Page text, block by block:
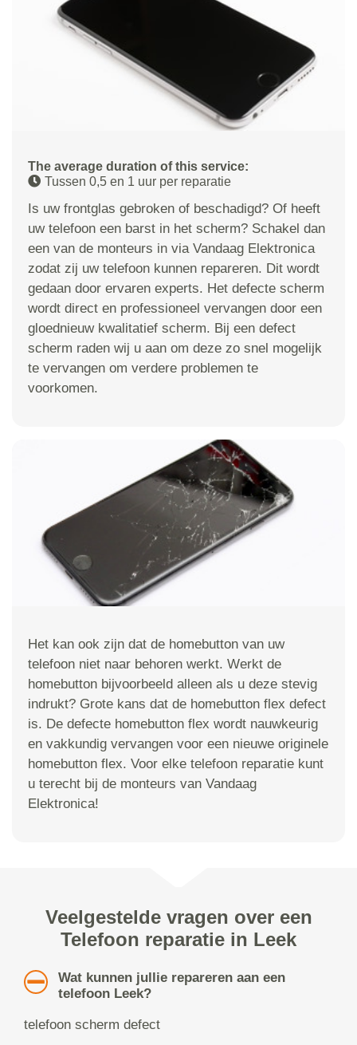
The average duration of this service:
Tussen 0,5 en 1 uur per reparatie
Is uw frontglas gebroken of beschadigd? Of heeft
uw telefoon een barst in het scherm? Schakel dan
een van de monteurs in via Vandaag Elektronica
zodat zij uw telefoon kunnen repareren. Dit wordt
gedaan door ervaren experts. Het defecte scherm
wordt direct en professioneel vervangen door een
gloednieuw kwalitatief scherm. Bij een defect
scherm raden wij u aan om deze zo snel mogelijk
te vervangen om verdere problemen te
voorkomen.
Het kan ook zijn dat de homebutton van uw
telefoon niet naar behoren werkt. Werkt de
homebutton bijvoorbeeld alleen als u deze stevig
indrukt? Grote kans dat de homebutton flex defect
is. De defecte homebutton flex wordt nauwkeurig
en vakkundig vervangen voor een nieuwe originele
homebutton flex. Voor elke telefoon reparatie kunt
u terecht bij de monteurs van Vandaag
Elektronica!
Veelgestelde vragen over een
Telefoon reparatie in Leek
Wat kunnen jullie repareren aan een
telefoon Leek?
telefoon scherm defect